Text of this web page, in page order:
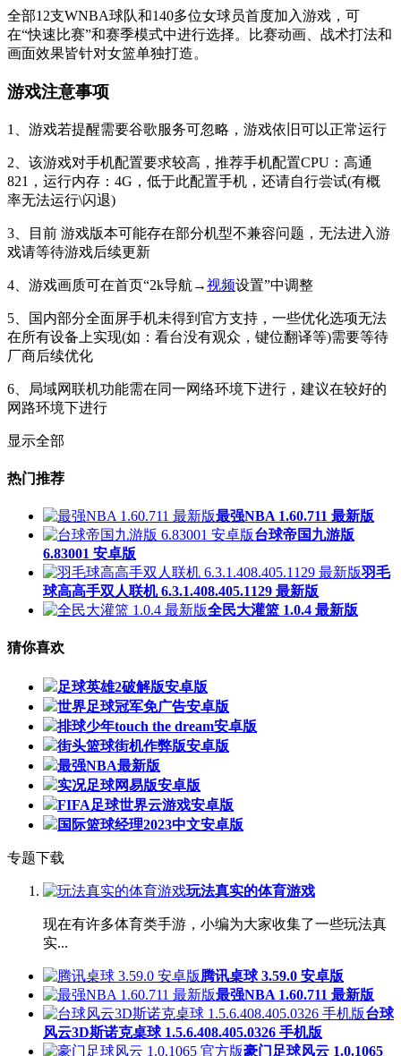
全部12支WNBA球队和140多位女球员首度加入游戏，可
在“快速比赛”和赛季模式中进行选择。比赛动画、战术打法和
画面效果皆针对女篮单独打造。
游戏注意事项
1、游戏若提醒需要谷歌服务可忽略，游戏依旧可以正常运行
2、该游戏对手机配置要求较高，推荐手机配置CPU：高通
821，运行内存：4G，低于此配置手机，还请自行尝试(有概
率无法运行\闪退)
3、目前 游戏版本可能存在部分机型不兼容问题，无法进入游
戏请等待游戏后续更新
4、游戏画质可在首页“2k导航→视频设置”中调整
5、国内部分全面屏手机未得到官方支持，一些优化选项无法
在所有设备上实现(如：看台没有观众，键位翻译等)需要等待
厂商后续优化
6、局域网联机功能需在同一网络环境下进行，建议在较好的
网路环境下进行
显示全部
热门推荐
最强NBA 1.60.711 最新版
台球帝国九游版
6.83001 安卓版
羽毛
球高高手双人联机 6.3.1.408.405.1129 最新版
全民大灌篮 1.0.4 最新版
猜你喜欢
足球英雄2破解版安卓版
世界足球冠军免广告安卓版
排球少年touch the dream安卓版
街头篮球街机作弊版安卓版
最强NBA最新版
实况足球网易版安卓版
FIFA足球世界云游戏安卓版
国际篮球经理2023中文安卓版
专题下载
玩法真实的体育游戏
现在有许多体育类手游，小编为大家收集了一些玩法真
实...
腾讯桌球 3.59.0 安卓版
最强NBA 1.60.711 最新版
台球
风云3D斯诺克桌球 1.5.6.408.405.0326 手机版
豪门足球风云 1.0.1065